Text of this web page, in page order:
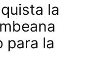
la
para la